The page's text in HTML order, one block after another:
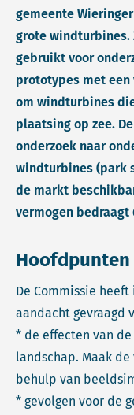
gemeente
grote windturbines.
gebruikt voor
prototypes met een
om windturbines
plaatsing op zee.
onderzoek naar
windturbines (park
de markt
vermogen bedraagt
De Commissie
aandacht gevraagd
* de effecten van
landschap. Maak
behulp van
* gevolgen voor de